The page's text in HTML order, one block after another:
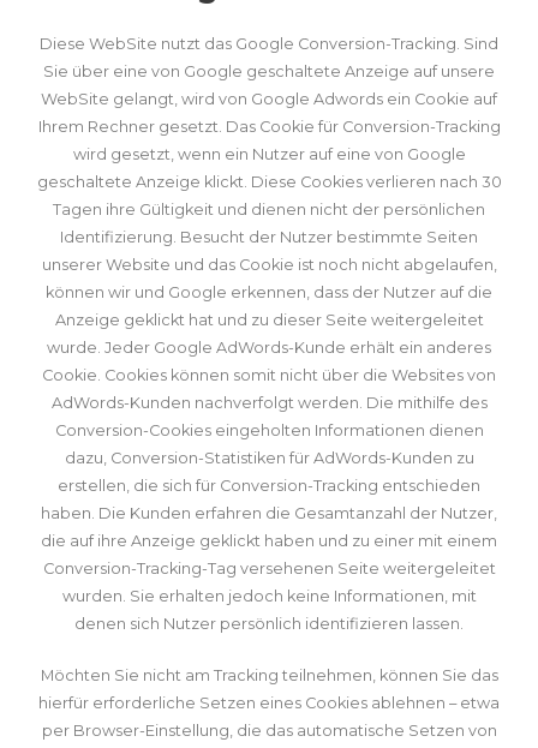
Diese WebSite nutzt das Google Conversion-Tracking. Sind
Sie über eine von Google geschaltete Anzeige auf unsere
WebSite gelangt, wird von Google Adwords ein Cookie auf
Ihrem Rechner gesetzt. Das Cookie für Conversion-Tracking
wird gesetzt, wenn ein Nutzer auf eine von Google
geschaltete Anzeige klickt. Diese Cookies verlieren nach 30
Tagen ihre Gültigkeit und dienen nicht der persönlichen
Identifizierung. Besucht der Nutzer bestimmte Seiten
unserer Website und das Cookie ist noch nicht abgelaufen,
können wir und Google erkennen, dass der Nutzer auf die
Anzeige geklickt hat und zu dieser Seite weitergeleitet
wurde. Jeder Google AdWords-Kunde erhält ein anderes
Cookie. Cookies können somit nicht über die Websites von
AdWords-Kunden nachverfolgt werden. Die mithilfe des
Conversion-Cookies eingeholten Informationen dienen
dazu, Conversion-Statistiken für AdWords-Kunden zu
erstellen, die sich für Conversion-Tracking entschieden
haben. Die Kunden erfahren die Gesamtanzahl der Nutzer,
die auf ihre Anzeige geklickt haben und zu einer mit einem
Conversion-Tracking-Tag versehenen Seite weitergeleitet
wurden. Sie erhalten jedoch keine Informationen, mit
denen sich Nutzer persönlich identifizieren lassen.
Möchten Sie nicht am Tracking teilnehmen, können Sie das
hierfür erforderliche Setzen eines Cookies ablehnen – etwa
per Browser-Einstellung, die das automatische Setzen von